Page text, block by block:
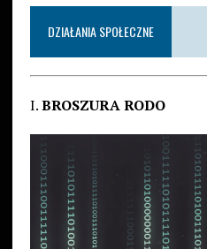
DZIAŁANIA SPOŁECZNE
I.BROSZURA RODO